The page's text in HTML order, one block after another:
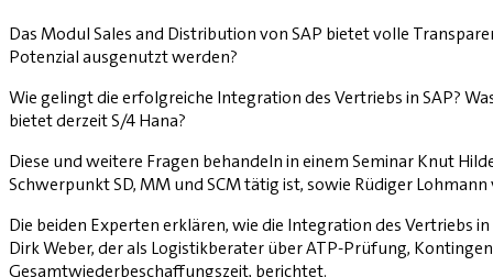
Das Modul Sales and Distribution von SAP bietet volle
Potenzial ausgenutzt werden?
Wie gelingt die erfolgreiche Integration des Vertriebs in SAP?
bietet derzeit S/4 Hana?
Diese und weitere Fragen behandeln in ­einem Seminar Knut
Schwerpunkt SD, MM und SCM tätig ist, sowie Rüdiger
Die beiden Experten erklären, wie die Integration des Vertriebs
Dirk Weber, der als Logistikberater über ATP-Prüfung,
Gesamtwiederbeschaffungszeit, berichtet.